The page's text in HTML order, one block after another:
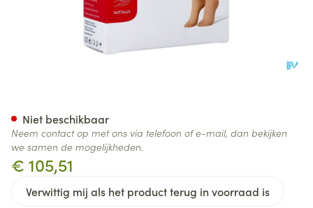
€ 105,51
Verwittig mij als het product terug in voorraad is
Niet beschikbaar
Neem contact op met ons via telefoon of e-mail, dan bekijken
we samen de mogelijkheden.